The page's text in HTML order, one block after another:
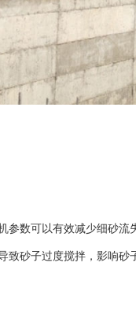
数可以有效减少细砂
砂子过度搅拌，影响砂